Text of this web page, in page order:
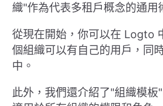
織"作為代表多租戶概念的通用
從現在開始，你可以在 Logto
個組織可以有自己的用戶，同
中。
此外，我們還介紹了"組織模板